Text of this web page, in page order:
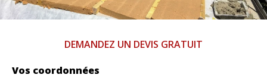
DEMANDEZ UN DEVIS GRATUIT
Vos coordonnées